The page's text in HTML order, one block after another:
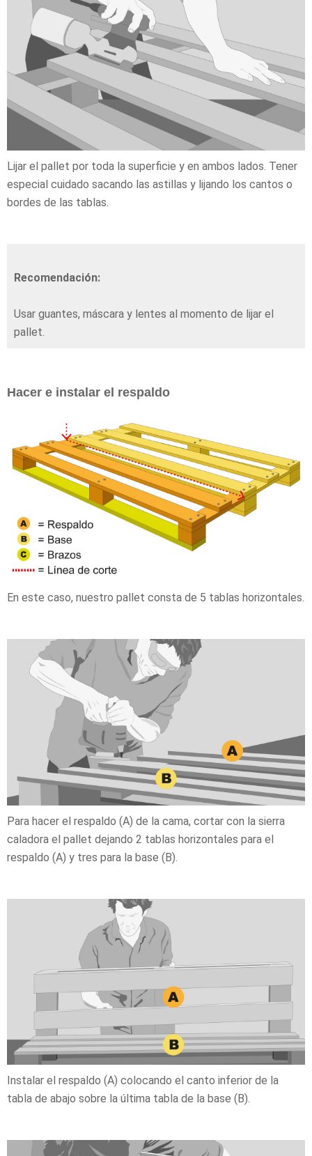
Lijar el pallet por toda la superficie y en ambos lados. Tener
especial cuidado sacando las astillas y lijando los cantos o
bordes de las tablas.
Recomendación:
Usar guantes, máscara y lentes al momento de lijar el
pallet.
Hacer e instalar el respaldo
En este caso, nuestro pallet consta de 5 tablas horizontales.
Para hacer el respaldo (A) de la cama, cortar con la sierra
caladora el pallet dejando 2 tablas horizontales para el
respaldo (A) y tres para la base (B).
Instalar el respaldo (A) colocando el canto inferior de la
tabla de abajo sobre la última tabla de la base (B).